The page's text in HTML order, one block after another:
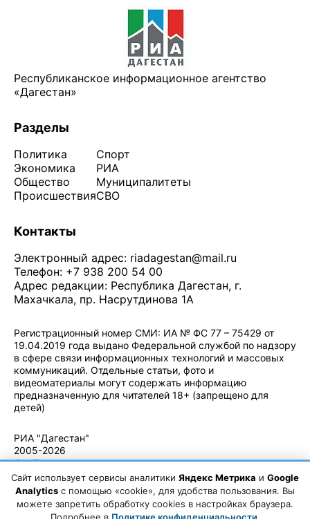
Республиканское информационное агентство
«Дагестан»
Разделы
Политика
Экономика
Общество
Происшествия
Спорт
РИА
Муниципалитеты
СВО
Контакты
Электронный адрес: riadagestan@mail.ru
Телефон: +7 938 200 54 00
Адрес редакции: Республика Дагестан, г.
Махачкала, пр. Насрутдинова 1А
Регистрационный номер СМИ: ИА № ФС 77 – 75429 от
19.04.2019 года выдано Федеральной службой по надзору
в сфере связи информационных технологий и массовых
коммуникаций. Отдельные статьи, фото и
видеоматериалы могут содержать информацию
предназначенную для читателей 18+ (запрещено для
детей)
РИА "Дагестан"
2005-2026
© - Правила
использования
материалов.
Авторские
Сайт использует сервисы аналитики Яндекс Метрика и Google
Analytics с помощью «cookie», для удобства пользования. Вы
можете запретить обработку cookies в настройках браузера.